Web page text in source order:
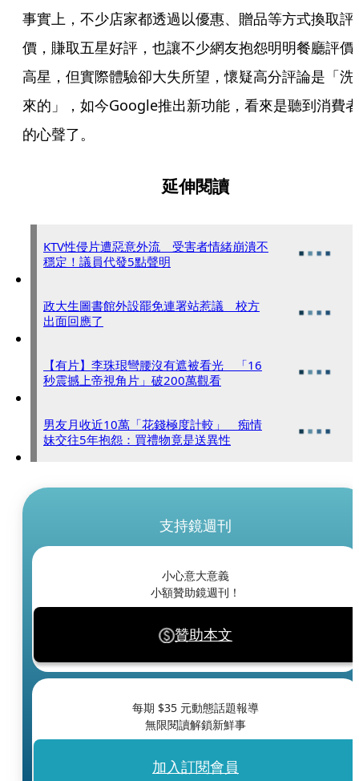
事實上，不少店家都透過以優惠、贈品等方式換取評
價，賺取五星好評，也讓不少網友抱怨明明餐廳評價
高星，但實際體驗卻大失所望，懷疑高分評論是「洗
來的」，如今Google推出新功能，看來是聽到消費者
的心聲了。
延伸閱讀
KTV性侵片遭惡意外流 受害者情緒崩潰不
穩定！議員代發5點聲明
政大生圖書館外設罷免連署站惹議 校方
出面回應了
【有片】李珠珢彎腰沒有遮被看光 「16
秒震撼上帝視角片」破200萬觀看
男友月收近10萬「花錢極度計較」 痴情
妹交往5年抱怨：買禮物竟是送異性
支持鏡週刊
小心意大意義
小額贊助鏡週刊！
贊助本文
每期 $35 元動態話題報導
無限閱讀解鎖新鮮事
加入訂閱會員